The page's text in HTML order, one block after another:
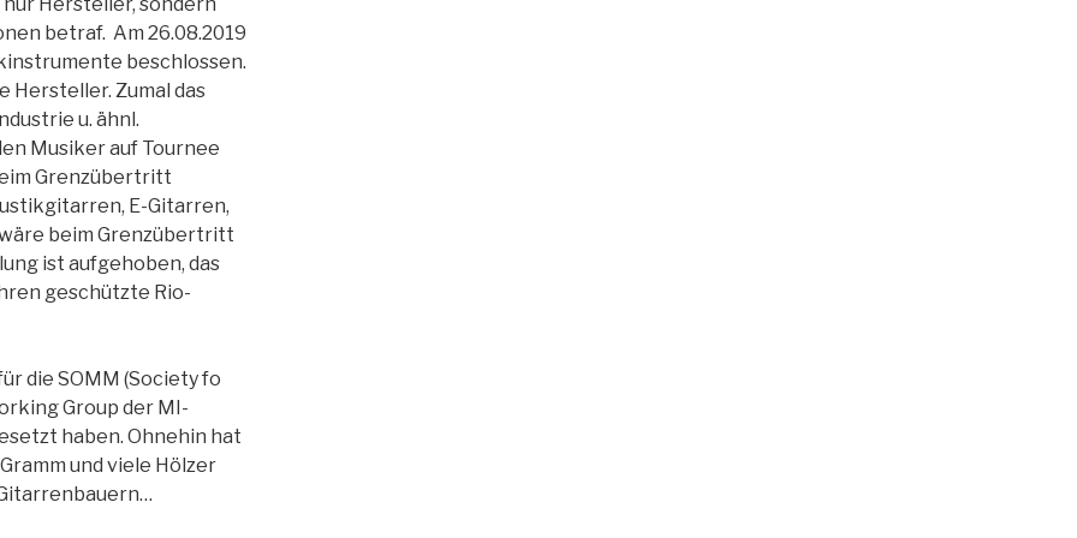
betraf. Am 26.08.2019
beschlossen.
Hersteller. Zumal das
u. ähnl.
Musiker auf Tournee
Grenzübertritt
E-Gitarren,
beim Grenzübertritt
ist aufgehoben, das
geschützte Rio-
die SOMM (Society fo
Group der MI-
haben. Ohnehin hat
und viele Hölzer